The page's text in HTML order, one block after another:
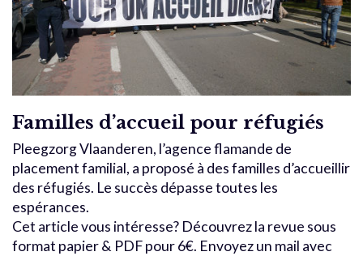
Familles d’accueil pour réfugiés
Pleegzorg Vlaanderen, l’agence flamande de
placement familial, a proposé à des familles d’accueillir
des réfugiés. Le succès dépasse toutes les
espérances.
Cet article vous intéresse? Découvrez la revue sous
format papier & PDF pour 6€. Envoyez un mail avec